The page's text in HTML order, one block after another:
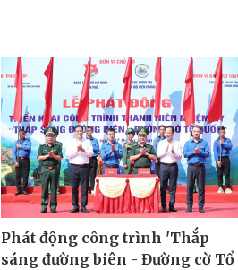
Phát động công trình 'Thắp
sáng đường biên - Đường cờ Tổ